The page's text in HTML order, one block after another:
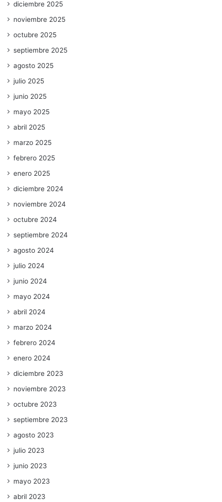
diciembre 2025
noviembre 2025
octubre 2025
septiembre 2025
agosto 2025
julio 2025
junio 2025
mayo 2025
abril 2025
marzo 2025
febrero 2025
enero 2025
diciembre 2024
noviembre 2024
octubre 2024
septiembre 2024
agosto 2024
julio 2024
junio 2024
mayo 2024
abril 2024
marzo 2024
febrero 2024
enero 2024
diciembre 2023
noviembre 2023
octubre 2023
septiembre 2023
agosto 2023
julio 2023
junio 2023
mayo 2023
abril 2023